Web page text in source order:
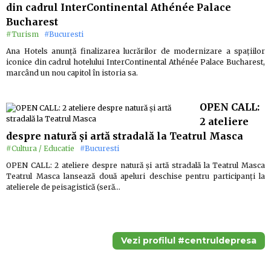
din cadrul InterContinental Athénée Palace
Bucharest
#Turism #Bucuresti
Ana Hotels anunță finalizarea lucrărilor de modernizare a spațiilor
iconice din cadrul hotelului InterContinental Athénée Palace Bucharest,
marcând un nou capitol în istoria sa.
OPEN CALL:
2 ateliere
despre natură și artă stradală la Teatrul Masca
#Cultura / Educatie
#Bucuresti
OPEN CALL: 2 ateliere despre natură și artă stradală la Teatrul Masca
Teatrul Masca lansează două apeluri deschise pentru participanți la
atelierele de peisagistică (seră…
Vezi profilul #centruldepresa